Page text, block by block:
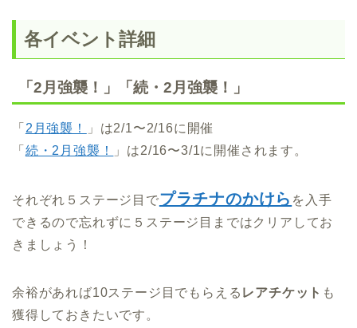
各イベント詳細
「2月強襲！」「続・2月強襲！」
「 2月強襲！
」は2/1〜2/16に開催
「 続・2月強襲！ 」は2/16〜3/1に開催されます。
それぞれ５ステージ目でプラチナのかけら を入手
できるので忘れずに５ステージ目まではクリアしてお
きましょう！
余裕があれば10ステージ目でもらえる レアチケット も
獲得しておきたいです。